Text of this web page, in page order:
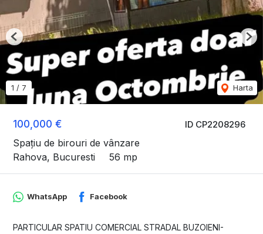
ID CP2208296
100,000 €
Spațiu de birouri de vânzare
Rahova, Bucuresti
56 mp
1 / 7 Harta
Previous
WhatsApp Facebook
PARTICULAR SPATIU COMERCIAL STRADAL BUZOIENI-